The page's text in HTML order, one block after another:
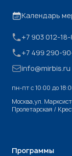
Календарь
+7 903 012-18-
+7 499 290-
info@mirbis.ru
пн-пт с 10:00 до
Москва,ул.
Пролетарская /
Программы